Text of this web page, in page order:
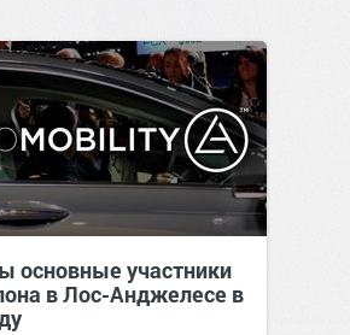
основные участники
в Лос-Анджелесе в